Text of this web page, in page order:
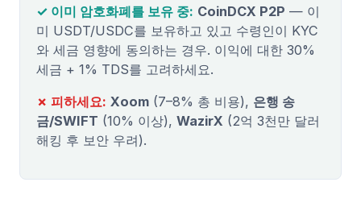
✓ 이미 암호화폐를 보유 중: CoinDCX P2P — 이
미 USDT/USDC를 보유하고 있고 수령인이 KYC
와 세금 영향에 동의하는 경우. 이익에 대한 30%
세금 + 1% TDS를 고려하세요.
✗ 피하세요: Xoom (7–8% 총 비용), 은행 송
금/SWIFT (10% 이상), WazirX (2억 3천만 달러
해킹 후 보안 우려).